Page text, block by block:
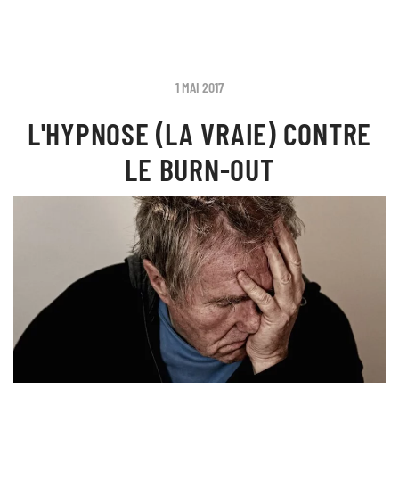
1 MAI 2017
L'HYPNOSE (LA VRAIE) CONTRE
LE BURN-OUT